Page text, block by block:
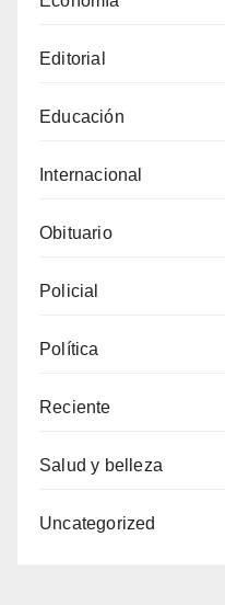
Editorial
Educación
Internacional
Obituario
Policial
Política
Reciente
Salud y belleza
Uncategorized